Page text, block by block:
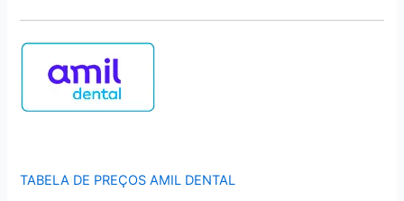
TABELA DE PREÇOS AMIL DENTAL